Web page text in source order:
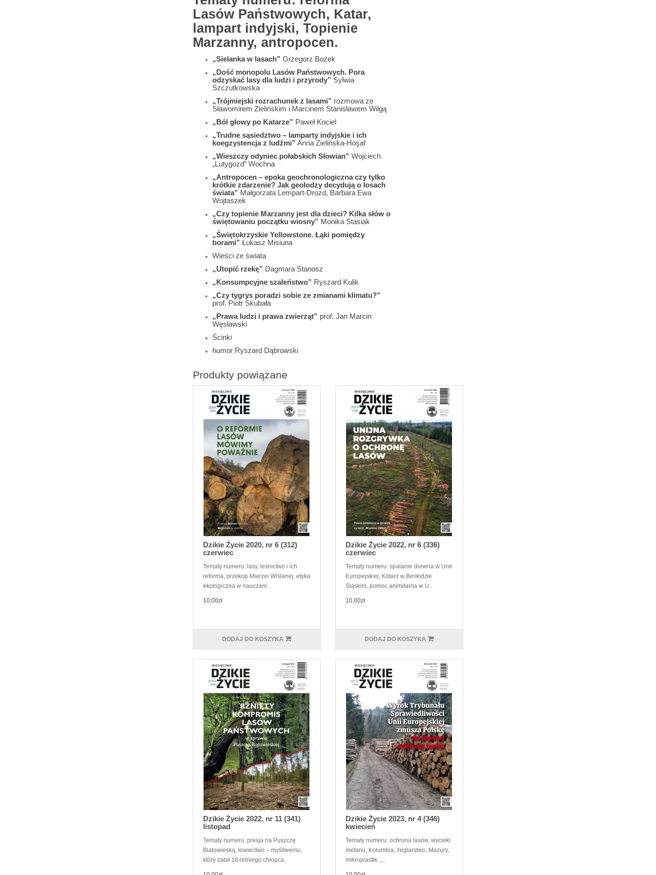
Lasów Państwowych, Katar,
lampart indyjski, Topienie
Marzanny, antropocen.
„Sielanka w lasach” Grzegorz Bożek
„Dość monopolu Lasów Państwowych. Pora
odzyskać lasy dla ludzi i przyrody” Sylwia
Szczutkowska
„Trójmiejski rozrachunek z lasami” rozmowa ze
Sławomirem Zielińskim i Marcinem Stanisławem Wilgą
„Ból głowy po Katarze” Paweł Kociel
„Trudne sąsiedztwo – lamparty indyjskie i ich
koegzystencja z ludźmi” Anna Zielińska-Hoşaf
„Wieszczy odyniec połabskich Słowian” Wojciech
„Lutygozd” Wochna
„Antropocen – epoka geochronologiczna czy tylko
krótkie zdarzenie? Jak geolodzy decydują o losach
świata” Małgorzata Lempart-Drozd, Barbara Ewa
Wojtaszek
„Czy topienie Marzanny jest dla dzieci? Kilka słów o
świętowaniu początku wiosny” Monika Stasiak
„Świętokrzyskie Yellowstone. Łąki pomiędzy
borami” Łukasz Misiuna
Wieści ze świata
„Utopić rzekę” Dagmara Stanosz
„Konsumpcyjne szaleństwo” Ryszard Kulik
„Czy tygrys poradzi sobie ze zmianami klimatu?”
prof. Piotr Skubała
„Prawa ludzi i prawa zwierząt” prof. Jan Marcin
Węsławski
Ścinki
humor Ryszard Dąbrowski
Produkty powiązane
Dzikie Życie 2020, nr 6 (312)
czerwiec
Tematy numeru: lasy, leśnictwo i ich
reforma, przekop Mierzei Wiślanej, etyka
ekologiczna w nauczani..
10,00zł
DODAJ DO KOSZYKA
Dzikie Życie 2022, nr 6 (336)
czerwiec
Tematy numeru: spalanie drewna w Unii
Europejskiej, Kotarz w Beskidzie
Śląskim, pomoc animitarna w U..
10,00zł
DODAJ DO KOSZYKA
Dzikie Życie 2022, nr 11 (341)
listopad
Tematy numeru: presja na Puszczę
Białowieską, łowiectwo – myśliwemu,
który zabił 16-letniego chłopca..
Dzikie Życie 2023, nr 4 (346)
kwiecień
Tematy numeru: ochrona lasów, wycieki
metanu, Kolumbia, żeglarstwo, Mazury,
mikroplastik. „..